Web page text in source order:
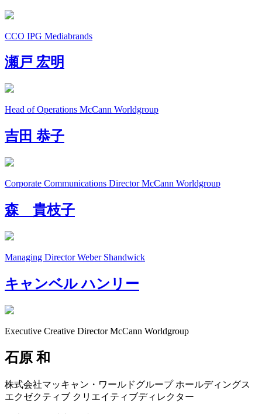
CCO IPG Mediabrands
瀬戸 宏明
Head of Operations McCann Worldgroup
吉田 恭子
Corporate Communications Director McCann Worldgroup
森 貴枝子
Managing Director Weber Shandwick
キャンベル ハンリー
Executive Creative Director McCann Worldgroup
石原 和
株式会社マッキャン・ワールドグループ ホールディングス
エクゼクティブ クリエイティブディレクター